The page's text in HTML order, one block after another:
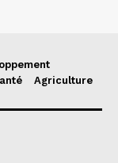
Agriculture